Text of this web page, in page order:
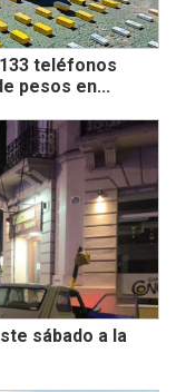
teléfonos
pesos en...
sábado a la